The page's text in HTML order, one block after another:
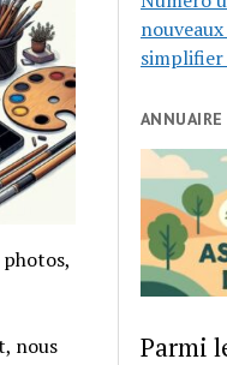
nous
simplifier
ANNUAIRE
Parmi